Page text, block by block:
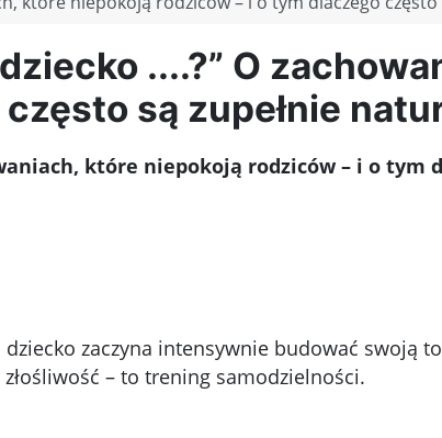
....?” O
są zupełnie
które niepokoją rodziców – i o tym
zaczyna intensywnie budować swoją
– to trening samodzielności.